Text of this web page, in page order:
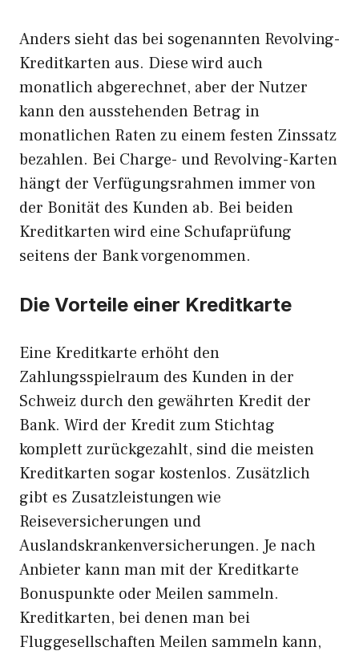
Anders sieht das bei sogenannten Revolving-
Kreditkarten aus. Diese wird auch
monatlich abgerechnet, aber der Nutzer
kann den ausstehenden Betrag in
monatlichen Raten zu einem festen Zinssatz
bezahlen. Bei Charge- und Revolving-Karten
hängt der Verfügungsrahmen immer von
der Bonität des Kunden ab. Bei beiden
Kreditkarten wird eine Schufaprüfung
seitens der Bank vorgenommen.
Die Vorteile einer Kreditkarte
Eine Kreditkarte erhöht den
Zahlungsspielraum des Kunden in der
Schweiz durch den gewährten Kredit der
Bank. Wird der Kredit zum Stichtag
komplett zurückgezahlt, sind die meisten
Kreditkarten sogar kostenlos. Zusätzlich
gibt es Zusatzleistungen wie
Reiseversicherungen und
Auslandskrankenversicherungen. Je nach
Anbieter kann man mit der Kreditkarte
Bonuspunkte oder Meilen sammeln.
Kreditkarten, bei denen man bei
Fluggesellschaften Meilen sammeln kann,